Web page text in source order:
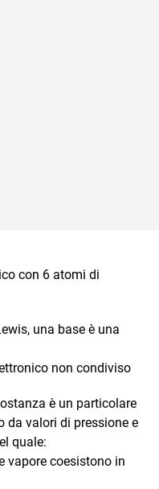
con 6 atomi di
una base è una
non condiviso
è un particolare
da valori di pressione e
quale:
vapore coesistono in